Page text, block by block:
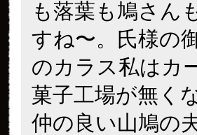
も落葉も鳩さん
すね〜。氏様の
のカラス私はカ
菓子工場が無く
仲の良い山鳩の